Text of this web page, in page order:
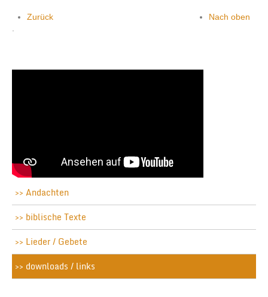
Zurück
Nach oben
Andachten
biblische Texte
Lieder / Gebete
downloads / links